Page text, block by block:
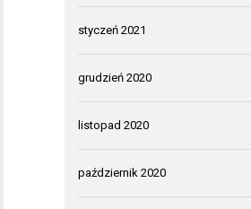
styczeń 2021
grudzień 2020
listopad 2020
październik 2020